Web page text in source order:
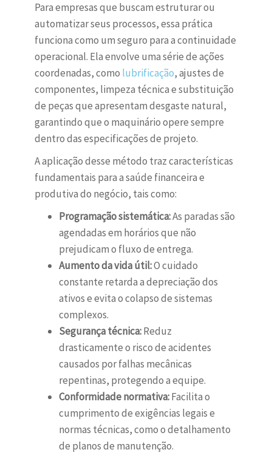
Para empresas que buscam estruturar ou
automatizar seus processos, essa prática
funciona como um seguro para a continuidade
operacional. Ela envolve uma série de ações
coordenadas, como lubrificação, ajustes de
componentes, limpeza técnica e substituição
de peças que apresentam desgaste natural,
garantindo que o maquinário opere sempre
dentro das especificações de projeto.
A aplicação desse método traz características
fundamentais para a saúde financeira e
produtiva do negócio, tais como:
Programação sistemática:As paradas são
agendadas em horários que não
prejudicam o fluxo de entrega.
Aumento da vida útil:O cuidado
constante retarda a depreciação dos
ativos e evita o colapso de sistemas
complexos.
Segurança técnica:Reduz
drasticamente o risco de acidentes
causados por falhas mecânicas
repentinas, protegendo a equipe.
Conformidade normativa:Facilita o
cumprimento de exigências legais e
normas técnicas, como o detalhamento
de planos de manutenção.